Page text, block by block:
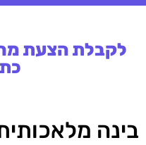
לקבלת הצעת
בינה